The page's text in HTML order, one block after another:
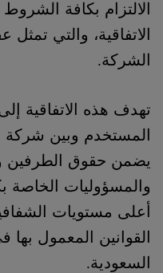
الالتزام بكافة
الاتفاقية، والتي تمثل
الشركة.
تهدف هذه الاتفاقية
المستخدم وبين شركة
يضمن حقوق الطرفين
والمسؤوليات الخاصة
أعلى مستويات
القوانين المعمول بها
السعودية.